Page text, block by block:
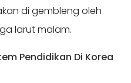
di gembleng oleh
larut malam.
Pendidikan Di Korea